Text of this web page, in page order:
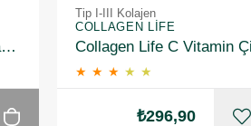
Suda Collagen MultiForm Portakal Aromalı Takviye Edici Gıda 360 g 2 Adet
Tip I-III Kolajen
COLLAGEN LIFE
★ ★ ★ ★ ★
₺296,90